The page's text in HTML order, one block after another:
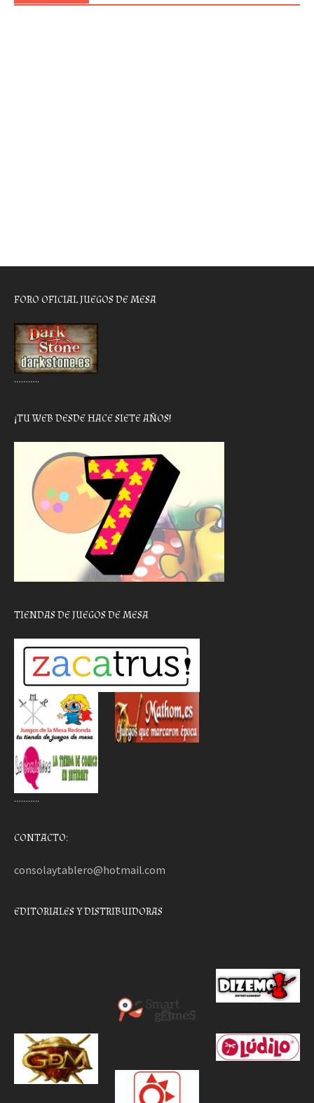
FORO OFICIAL JUEGOS DE MESA
………..
¡TU WEB DESDE HACE SIETE AÑOS!
TIENDAS DE JUEGOS DE MESA
………..
CONTACTO:
consolaytablero@hotmail.com
EDITORIALES Y DISTRIBUIDORAS